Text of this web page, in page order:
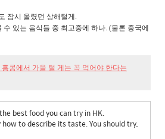
잠시 올렸던 상해털게.
있는 음식들 중 최고중에 하나. (물론 중국에
홍콩에서 가을 털 게는 꼭 먹어야 한다는
best food you can try in HK.
to describe its taste. You should try,